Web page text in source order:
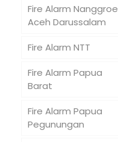
Fire Alarm Nanggroe
Aceh Darussalam
Fire Alarm NTT
Fire Alarm Papua
Barat
Fire Alarm Papua
Pegunungan